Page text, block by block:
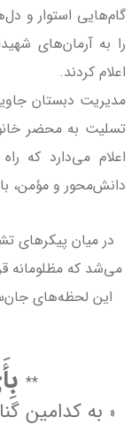
گام‌هایی استوار و
را به آرمان‌های
اعلام کردند.
مدیریت دبستان
تسلیت به محضر
اعلام می‌دارد که
دانش‌محور و مؤمن،
در میان پیکرهای
می‌شد که مظلومانه
این لحظه‌های
**
« به کدامین